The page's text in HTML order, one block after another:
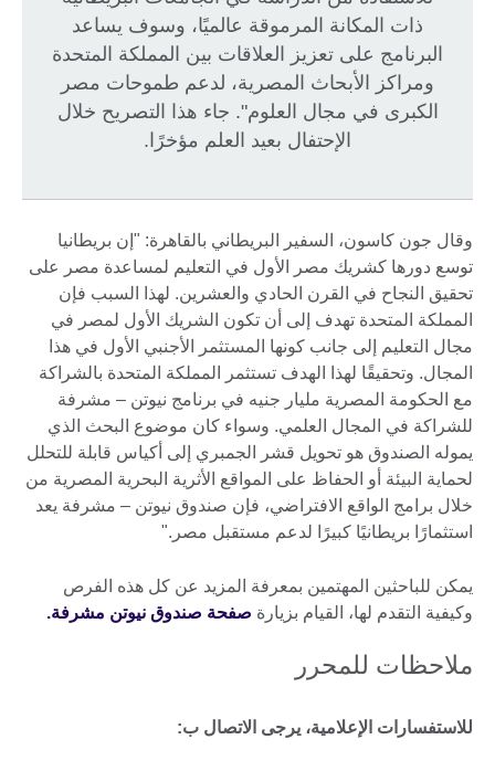
ذات المكانة المرموقة عالميًا، وسوف يساعد
البرنامج على تعزيز العلاقات بين المملكة المتحدة
ومراكز الأبحاث المصرية، لدعم طموحات مصر
الكبرى في مجال العلوم". جاء هذا التصريح خلال
الإحتفال بعيد العلم مؤخرًا.
وقال جون كاسون، السفير البريطاني بالقاهرة: "إن بريطانيا
توسع دورها كشريك مصر الأول في التعليم لمساعدة مصر على
تحقيق النجاح في القرن الحادي والعشرين. لهذا السبب فإن
المملكة المتحدة تهدف إلى أن تكون الشريك الأول لمصر في
مجال التعليم إلى جانب كونها المستثمر الأجنبي الأول في هذا
المجال. وتحقيقًا لهذا الهدف تستثمر المملكة المتحدة بالشراكة
مع الحكومة المصرية مليار جنيه في برنامج نيوتن – مشرفة
للشراكة في المجال العلمي. وسواء كان موضوع البحث الذي
يموله الصندوق هو تحويل قشر الجمبري إلى أكياس قابلة للتحلل
لحماية البيئة أو الحفاظ على المواقع الأثرية البحرية المصرية من
خلال برامج الواقع الافتراضي، فإن صندوق نيوتن – مشرفة يعد
استثمارًا بريطانيًا كبيرًا لدعم مستقبل مصر."
يمكن للباحثين المهتمين بمعرفة المزيد عن كل هذه الفرص
وكيفية التقدم لها، القيام بزيارة صفحة صندوق نيوتن مشرفة.
ملاحظات للمحرر
للاستفسارات الإعلامية، يرجى الاتصال ب: